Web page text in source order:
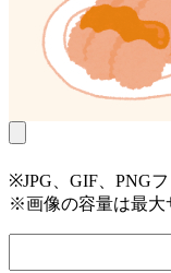
※JPG、GIF、PNG
※画像の容量は最大